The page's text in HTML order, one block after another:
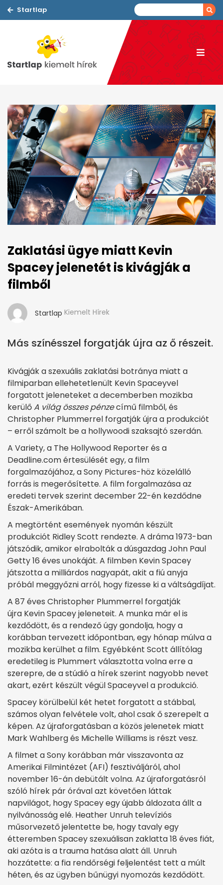
Startlap
Zaklatási ügye miatt Kevin
Spacey jelenetét is kivágják a
filmből
Startlap Kiemelt Hírek
Más színésszel forgatják újra az ő részeit.
Kivágják a szexuális zaklatási botránya miatt a
filmiparban ellehetetlenült Kevin Spaceyvel
forgatott jeleneteket a decemberben mozikba
kerülőA világ összes pénzecímű filmből, és
Christopher Plummerrel forgatják újra a produkciót
– erről számolt be a hollywoodi szaksajtó szerdán.
A Variety, a The Hollywood Reporter és a
Deadline.com értesülését egy, a film
forgalmazójához, a Sony Pictures-höz közelálló
forrás is megerősítette. A film forgalmazása az
eredeti tervek szerint december 22-én kezdődne
Észak-Amerikában.
A megtörtént események nyomán készült
produkciót Ridley Scott rendezte. A dráma 1973-ban
játszódik, amikor elrabolták a dúsgazdag John Paul
Getty 16 éves unokáját. A filmben Kevin Spacey
játszotta a milliárdos nagyapát, akit a fiú anyja
próbál meggyőzni arról, hogy fizesse ki a váltságdíjat.
A 87 éves Christopher Plummerrel forgatják
újra Kevin Spacey jeleneteit. A munka már el is
kezdődött, és a rendező úgy gondolja, hogy a
korábban tervezett időpontban, egy hónap múlva a
mozikba kerülhet a film. Egyébként Scott állítólag
eredetileg is Plummert választotta volna erre a
szerepre, de a stúdió a hírek szerint nagyobb nevet
akart, ezért készült végül Spaceyvel a produkció.
Spacey körülbelül két hetet forgatott a stábbal,
számos olyan felvétele volt, ahol csak ő szerepelt a
képen. Az újraforgatásban a közös jelenetek miatt
Mark Wahlberg és Michelle Williams is részt vesz.
A filmet a Sony korábban már visszavonta az
Amerikai Filmintézet (AFI) fesztiváljáról, ahol
november 16-án debütált volna. Az újraforgatásról
szóló hírek pár órával azt követően láttak
napvilágot, hogy Spacey egy újabb áldozata állt a
nyilvánosság elé. Heather Unruh televíziós
műsorvezető jelentette be, hogy tavaly egy
étteremben Spacey szexuálisan zaklatta 18 éves fiát,
aki azóta is a trauma hatása alatt áll. Unruh
hozzátette: a fia rendőrségi feljelentést tett a múlt
héten, és az ügyben bűnügyi nyomozás kezdődött.